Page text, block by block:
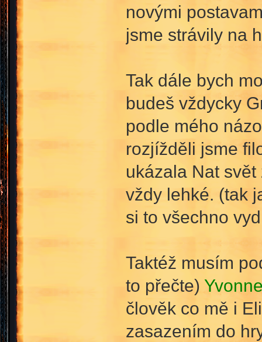
novými
jsme strávily na
Tak dále bych
budeš vždycky
podle mého
rozjížděli jsme
ukázala Nat
vždy lehké. (tak
si to všechno
Taktéž musím
to přečte)
člověk co mě i
zasazením do